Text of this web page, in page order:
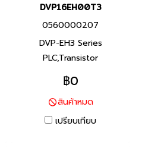
DVP16EH00T3
0560000207
DVP-EH3 Series
PLC,Transistor
Output,Power supply 100-
240Vac, Product P/N:
DVP16EH00T3 I/O Points
16,Program Capacity 30K
฿0
สินค้าหมด
เปรียบเทียบ